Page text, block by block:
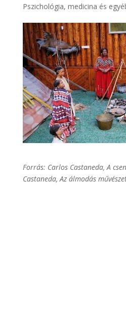
Pszichológia, medicina és
Forrás: Carlos Castaneda, A
Castaneda, Az álmodás